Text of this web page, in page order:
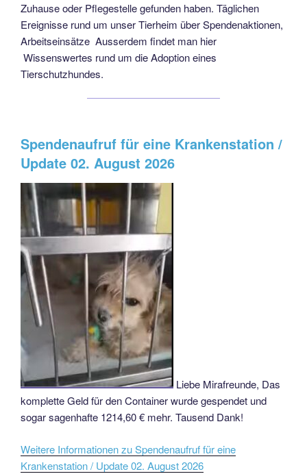
Zuhause oder Pflegestelle gefunden haben. Täglichen
Ereignisse rund um unser Tierheim über Spendenaktionen,
Arbeitseinsätze Ausserdem findet man hier
Wissenswertes rund um die Adoption eines
Tierschutzhundes.
Spendenaufruf für eine Krankenstation /
Update 02. August 2026
Liebe Mirafreunde, Das
komplette Geld für den Container wurde gespendet und
sogar sagenhafte 1214,60 € mehr. Tausend Dank!
Weitere Informationen zu Spendenaufruf für eine
Krankenstation / Update 02. August 2026